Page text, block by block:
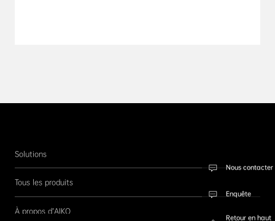
Solutions
Tous les produits
À propos d’AIKO
Nous contacter
Enquête
Retour en haut